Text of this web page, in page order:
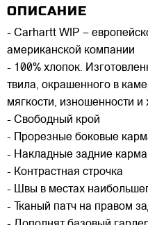
ОПИСАНИЕ
- Carhartt WIP –
американской компании
- 100% хлопок.
твила, окрашенного в
мягкости, изношенности и
- Свободный крой
- Прорезные боковые
- Накладные задние
- Контрастная строчка
- Швы в местах
- Тканый патч на правом